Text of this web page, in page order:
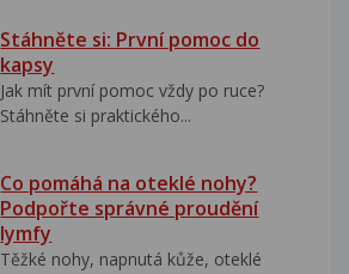
Stáhněte si: První pomoc do
kapsy
Jak mít první pomoc vždy po ruce?
Stáhněte si praktického...
Co pomáhá na oteklé nohy?
Podpořte správné proudění
lymfy
Těžké nohy, napnutá kůže, oteklé